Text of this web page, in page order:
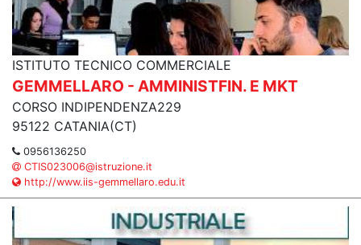
ISTITUTO TECNICO COMMERCIALE
GEMMELLARO - AMMINISTFIN. E MKT
CORSO INDIPENDENZA229
95122 CATANIA(CT)
0956136250
CTIS023006@istruzione.it
http://www.iis-gemmellaro.edu.it